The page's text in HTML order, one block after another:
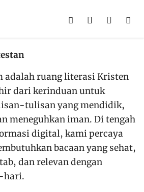
adalah ruang literasi Kristen
dari kerinduan untuk
tulisan yang mendidik,
meneguhkan iman. Di tengah
digital, kami percaya
bacaan yang sehat,
dan relevan dengan
hari.